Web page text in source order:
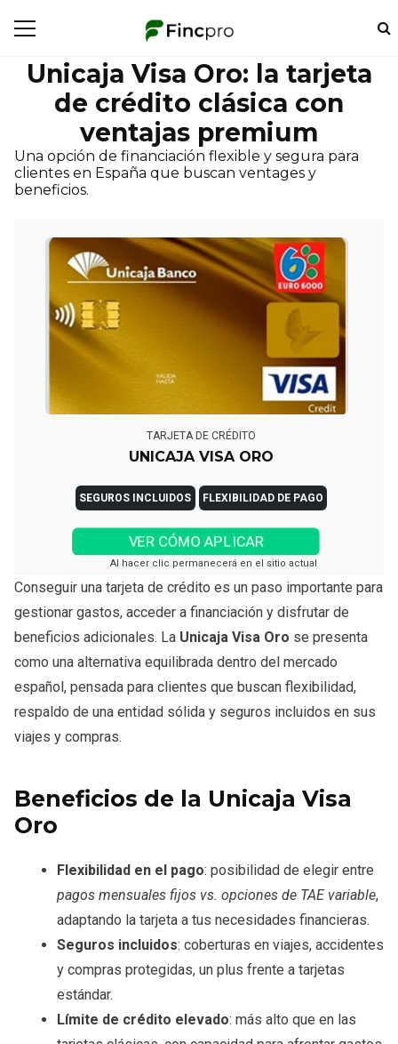
Unicaja Visa Oro: la tarjeta
de crédito clásica con
ventajas premium
Una opción de financiación flexible y segura para
clientes en España que buscan ventages y
beneficios.
TARJETA DE CRÉDITO
UNICAJA VISA ORO
SEGUROS INCLUIDOS FLEXIBILIDAD DE PAGO
VER CÓMO APLICAR
Al hacer clic permanecerá en el sitio actual
Conseguir una tarjeta de crédito es un paso importante para
gestionar gastos, acceder a financiación y disfrutar de
beneficios adicionales. La Unicaja Visa Oro se presenta
como una alternativa equilibrada dentro del mercado
español, pensada para clientes que buscan flexibilidad,
respaldo de una entidad sólida y seguros incluidos en sus
viajes y compras.
Beneficios de la Unicaja Visa
Oro
Flexibilidad en el pago: posibilidad de elegir entre
pagos mensuales fijos vs. opciones de TAE variable,
adaptando la tarjeta a tus necesidades financieras.
Seguros incluidos: coberturas en viajes, accidentes
y compras protegidas, un plus frente a tarjetas
estándar.
Límite de crédito elevado: más alto que en las